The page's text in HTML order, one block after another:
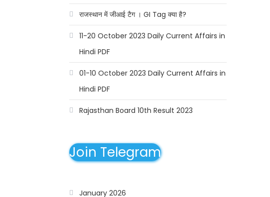
राजस्थान में जीआई टैग । GI Tag क्या है?
11-20 October 2023 Daily Current Affairs in
Hindi PDF
01-10 October 2023 Daily Current Affairs in
Hindi PDF
Rajasthan Board 10th Result 2023
Join Telegram
January 2026